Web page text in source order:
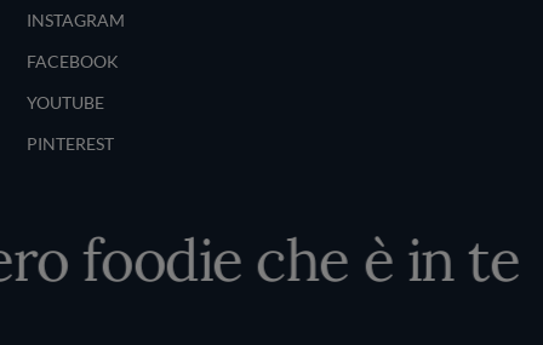
INSTAGRAM
FACEBOOK
YOUTUBE
PINTEREST
foodie che è in te